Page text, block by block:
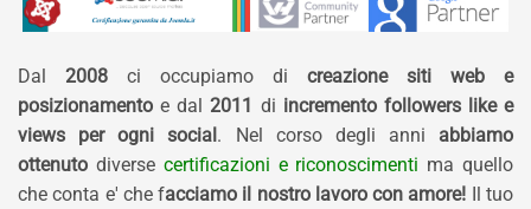
Dal 2008 ci occupiamo di creazione siti web e
posizionamento e dal 2011 di incremento followers like e
views per ogni social. Nel corso degli anni abbiamo
ottenuto diverse certificazioni e riconoscimenti ma quello
che conta e' che facciamo il nostro lavoro con amore! Il tuo